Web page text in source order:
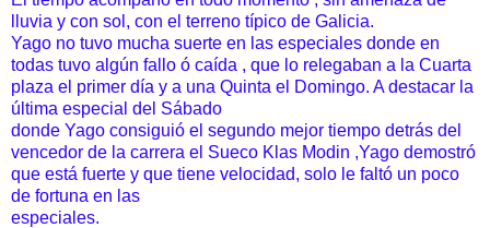
lluvia y con sol, con el terreno típico de Galicia.
Yago no tuvo mucha suerte en las especiales donde en
todas tuvo algún fallo ó caída , que lo relegaban a la Cuarta
plaza el primer día y a una Quinta el Domingo. A destacar la
última especial del Sábado
donde Yago consiguió el segundo mejor tiempo detrás del
vencedor de la carrera el Sueco Klas Modin ,Yago demostró
que está fuerte y que tiene velocidad, solo le faltó un poco
de fortuna en las
especiales.